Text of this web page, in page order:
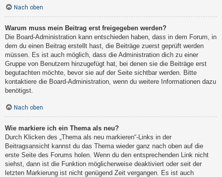
Nach oben
Warum muss mein Beitrag erst freigegeben werden?
Die Board-Administration kann entschieden haben, dass in dem Forum, in
dem du einen Beitrag erstellt hast, die Beiträge zuerst geprüft werden
müssen. Es ist auch möglich, dass die Administration dich zu einer
Gruppe von Benutzern hinzugefügt hat, bei denen sie die Beiträge erst
begutachten möchte, bevor sie auf der Seite sichtbar werden. Bitte
kontaktiere die Board-Administration, wenn du weitere Informationen dazu
benötigst.
Nach oben
Wie markiere ich ein Thema als neu?
Durch Klicken des „Thema als neu markieren“-Links in der
Beitragsansicht kannst du das Thema wieder ganz nach oben auf die
erste Seite des Forums holen. Wenn du den entsprechenden Link nicht
siehst, dann ist die Funktion möglicherweise deaktiviert oder seit der
letzten Markierung ist nicht genügend Zeit vergangen. Es ist auch